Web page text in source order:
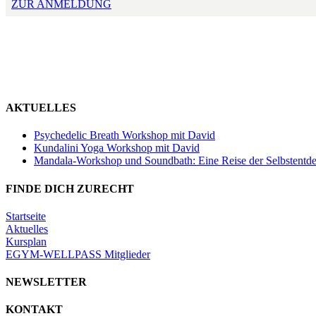
ZUR ANMELDUNG
AKTUELLES
Psychedelic Breath Workshop mit David
Kundalini Yoga Workshop mit David
Mandala-Workshop und Soundbath: Eine Reise der
FINDE DICH ZURECHT
Startseite
Aktuelles
Kursplan
EGYM-WELLPASS Mitglieder
NEWSLETTER
KONTAKT